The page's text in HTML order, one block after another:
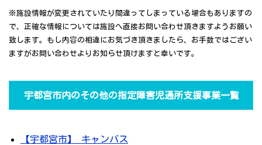
※施設情報が変更されていたり間違ってしまっている場合もありますの
で、正確な情報については施設へ直接お問い合わせ頂きますようお願い
致します。もし内容の相違にお気づき頂きましたら、お手数ではござい
ますがお問い合わせよりお知らせ頂けますと幸いです。
宇都宮市内のその他の指定障害児通所支援事業一覧
【宇都宮市】 キャンバス